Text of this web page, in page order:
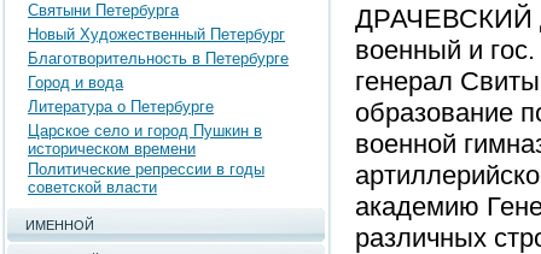
Святыни Петербурга
Новый Художественный Петербург
Благотворительность в Петербурге
Город и вода
Литература о Петербурге
Царское село и город Пушкин в
историческом времени
Политические репрессии в годы
советской власти
ИМЕННОЙ
ДРАЧЕВСКИЙ
военный и
генерал
образование
военной
академию
различных